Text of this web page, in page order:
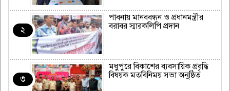
২
পাবনায় মানববন্ধন ও প্রধানমন্ত্রীর
বরাবর স্মারকলিপি প্রদান
৩
মধুপুরে বিকাশের ব্যবসায়িক প্রবৃদ্ধি
বিষয়ক মতবিনিময় সভা অনুষ্ঠিত